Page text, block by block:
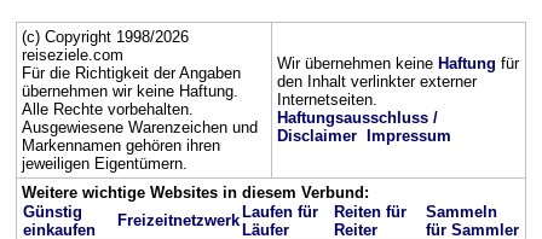
(c) Copyright 1998/2026
reiseziele.com
Für die Richtigkeit der Angaben
übernehmen wir keine Haftung.
Alle Rechte vorbehalten.
Ausgewiesene Warenzeichen und
Markennamen gehören ihren
jeweiligen Eigentümern.
Wir übernehmen keine Haftung für
den Inhalt verlinkter externer
Internetseiten.
Haftungsausschluss /
Disclaimer
Impressum
Weitere wichtige Websites in diesem Verbund:
Günstig
einkaufen
Freizeitnetzwerk Laufen für
Läufer
Reiten für
Reiter
Sammeln
für Sammler